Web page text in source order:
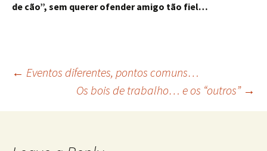
de cão”, sem querer ofender amigo tão fiel…
Post
navigation
← Eventos diferentes, pontos comuns…
Os bois de trabalho… e os “outros” →